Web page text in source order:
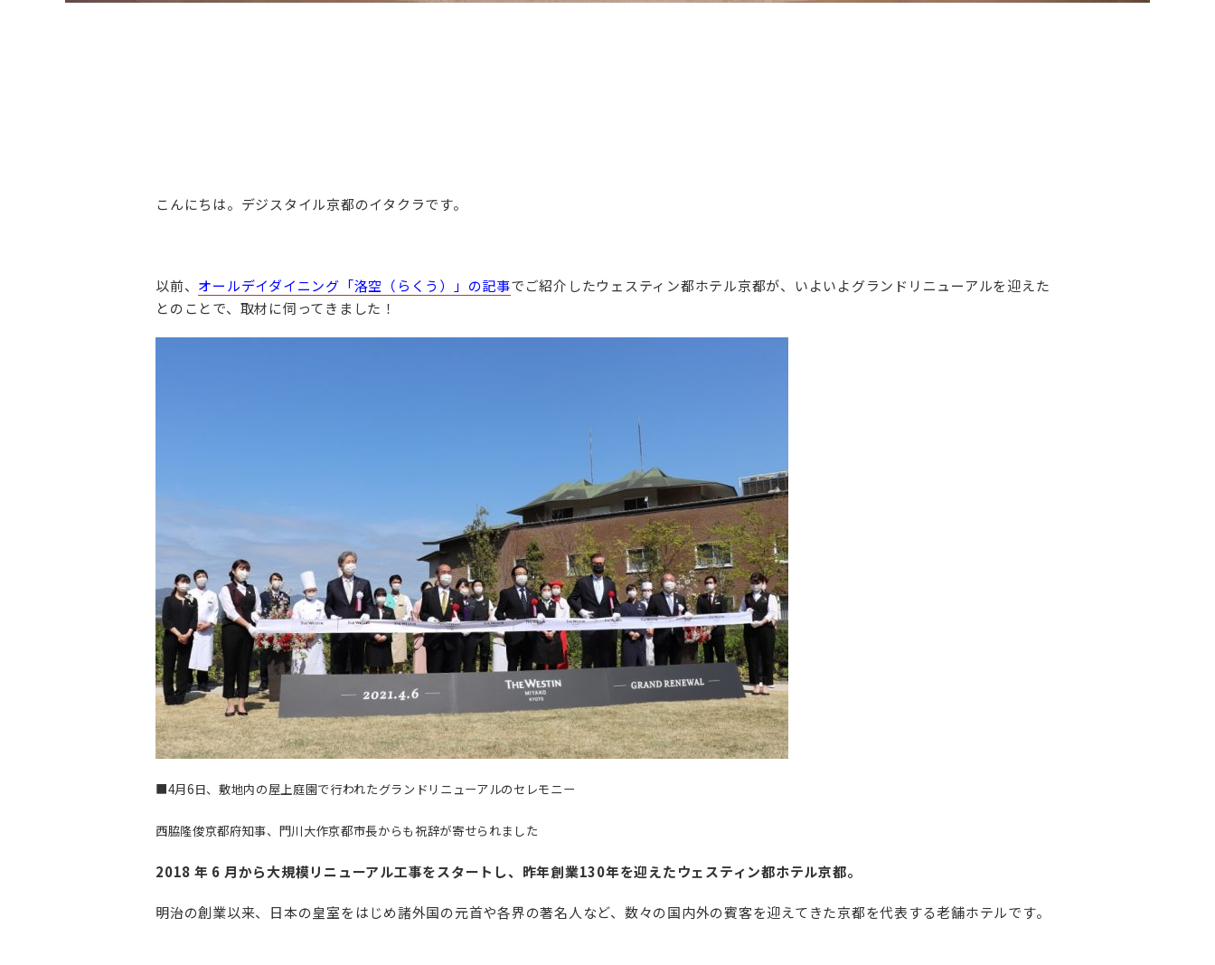
こんにちは。デジスタイル京都のイタクラです。
以前、 オールデイダイニング「洛空（らくう）」の記事でご紹介したウェスティン都ホテル京都が、いよいよグランドリニューアルを迎えた
とのことで、取材に伺ってきました！
■4月6日、敷地内の屋上庭園で行われたグランドリニューアルのセレモニー
西脇隆俊京都府知事、門川大作京都市長からも祝辞が寄せられました
2018 年 6 月から大規模リニューアル工事をスタートし、昨年創業130年を迎えたウェスティン都ホテル京都。
明治の創業以来、日本の皇室をはじめ諸外国の元首や各界の著名人など、数々の国内外の賓客を迎えてきた京都を代表する老舗ホテルです。